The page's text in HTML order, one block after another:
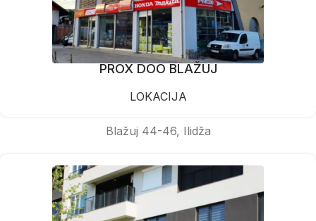
PROX DOO BLAŽUJ
LOKACIJA
Blažuj 44-46, Ilidža